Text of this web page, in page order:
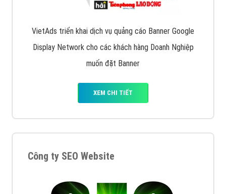
VietAds triển khai dịch vụ quảng cáo Banner Google
Display Network cho các khách hàng Doanh Nghiệp
muốn đặt Banner
XEM CHI TIẾT
Công ty SEO Website